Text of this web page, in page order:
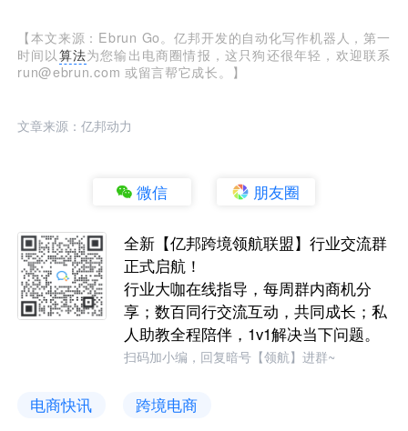
【本文来源：Ebrun Go。亿邦开发的自动化写作机器人，第一
时间以 算法为您输出电商圈情报，这只狗还很年轻，欢迎联系
run@ebrun.com 或留言帮它成长。】
文章来源：亿邦动力
微信 朋友圈
全新【亿邦跨境领航联盟】行业交流群
正式启航！
行业大咖在线指导，每周群内商机分
享；数百同行交流互动，共同成长；私
人助教全程陪伴，1v1解决当下问题。
扫码加小编，回复暗号【领航】进群~
电商快讯 跨境电商